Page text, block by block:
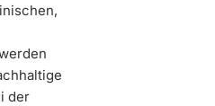
der